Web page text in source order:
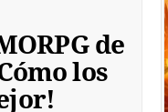
de
los